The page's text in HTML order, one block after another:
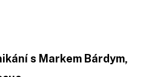
s Markem Bárdym,